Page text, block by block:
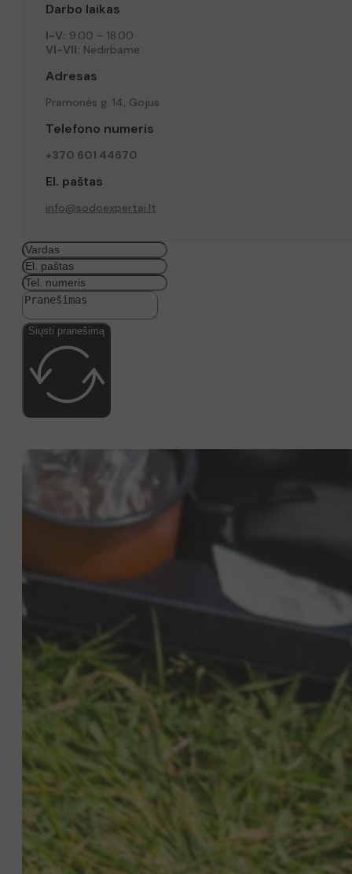
Darbo laikas
I-V: 9.00 – 18.00
VI-VII: Nedirbame
Adresas
Pramonės g. 14, Gojus
Telefono numeris
+370 601 44670
El. paštas
info@sodoexpertai.lt
Siųsti pranešimą